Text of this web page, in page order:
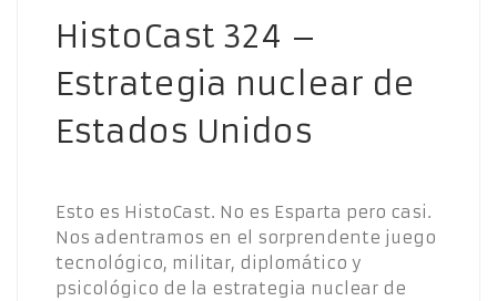
HistoCast 324 –
Estrategia nuclear de
Estados Unidos
Esto es HistoCast. No es Esparta pero casi.
Nos adentramos en el sorprendente juego
tecnológico, militar, diplomático y
psicológico de la estrategia nuclear de